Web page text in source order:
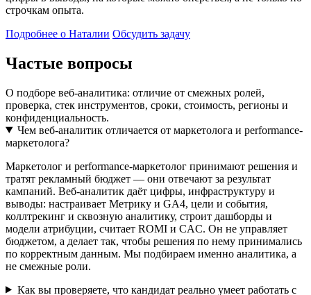
строчкам опыта.
Подробнее о Наталии Обсудить задачу
Частые вопросы
О подборе веб-аналитика: отличие от смежных ролей,
проверка, стек инструментов, сроки, стоимость, регионы и
конфиденциальность.
Чем веб-аналитик отличается от маркетолога и performance-
маркетолога?
Маркетолог и performance-маркетолог принимают решения и
тратят рекламный бюджет — они отвечают за результат
кампаний. Веб-аналитик даёт цифры, инфраструктуру и
выводы: настраивает Метрику и GA4, цели и события,
коллтрекинг и сквозную аналитику, строит дашборды и
модели атрибуции, считает ROMI и CAC. Он не управляет
бюджетом, а делает так, чтобы решения по нему принимались
по корректным данным. Мы подбираем именно аналитика, а
не смежные роли.
Как вы проверяете, что кандидат реально умеет работать с